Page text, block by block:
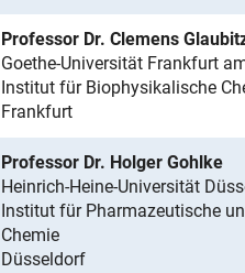
Professor Dr. Clemens
Goethe-Universität Frankfurt
Institut für Biophysikalische
Frankfurt
Professor Dr. Holger Gohlke
Heinrich-Heine-Universität
Institut für Pharmazeutische
Chemie
Düsseldorf